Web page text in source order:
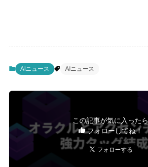
AIニュース AIニュース
この記事が気に入ったら
フォローしてね！